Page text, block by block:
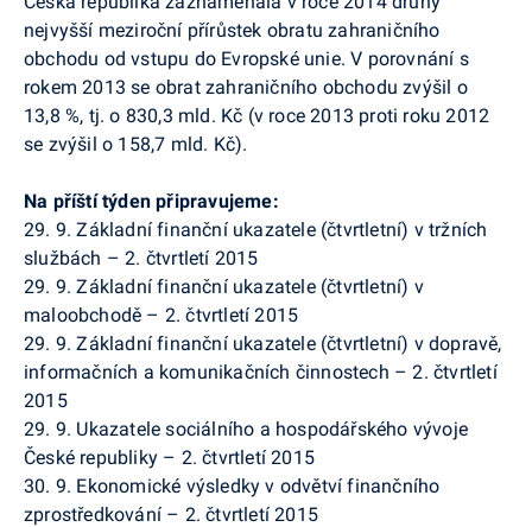
nejvyšší meziroční přírůstek obratu zahraničního
obchodu od vstupu do Evropské unie. V porovnání s
rokem 2013 se obrat zahraničního obchodu zvýšil o
13,8 %, tj. o 830,3 mld. Kč (v roce 2013 proti roku 2012
se zvýšil o 158,7 mld. Kč).
Na příští týden připravujeme:
29. 9. Základní finanční ukazatele (čtvrtletní) v tržních
službách – 2. čtvrtletí 2015
29. 9. Základní finanční ukazatele (čtvrtletní) v
maloobchodě – 2. čtvrtletí 2015
29. 9. Základní finanční ukazatele (čtvrtletní) v dopravě,
informačních a komunikačních činnostech – 2. čtvrtletí
2015
29. 9. Ukazatele sociálního a hospodářského vývoje
České republiky – 2. čtvrtletí 2015
30. 9. Ekonomické výsledky v odvětví finančního
zprostředkování – 2. čtvrtletí 2015